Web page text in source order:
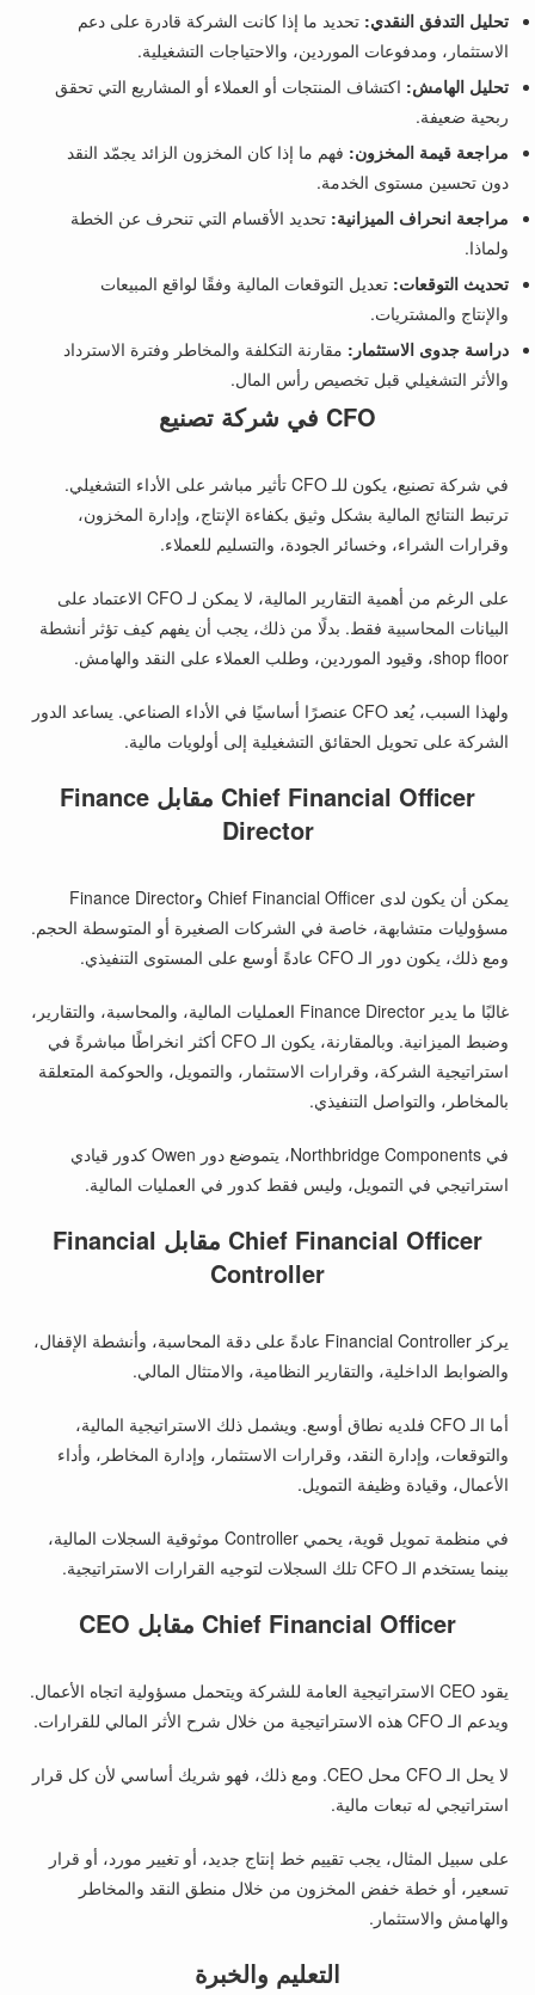
تحليل التدفق النقدي: تحديد ما إذا كانت الشركة قادرة على دعم
الاستثمار، ومدفوعات الموردين، والاحتياجات التشغيلية.
تحليل الهامش: اكتشاف المنتجات أو العملاء أو المشاريع التي تحقق
ربحية ضعيفة.
مراجعة قيمة المخزون: فهم ما إذا كان المخزون الزائد يجمّد النقد
دون تحسين مستوى الخدمة.
مراجعة انحراف الميزانية: تحديد الأقسام التي تنحرف عن الخطة
ولماذا.
تحديث التوقعات: تعديل التوقعات المالية وفقًا لواقع المبيعات
والإنتاج والمشتريات.
دراسة جدوى الاستثمار: مقارنة التكلفة والمخاطر وفترة الاسترداد
والأثر التشغيلي قبل تخصيص رأس المال.
CFO في شركة تصنيع
في شركة تصنيع، يكون للـ CFO تأثير مباشر على الأداء التشغيلي.
ترتبط النتائج المالية بشكل وثيق بكفاءة الإنتاج، وإدارة المخزون،
وقرارات الشراء، وخسائر الجودة، والتسليم للعملاء.
على الرغم من أهمية التقارير المالية، لا يمكن لـ CFO الاعتماد على
البيانات المحاسبية فقط. بدلًا من ذلك، يجب أن يفهم كيف تؤثر أنشطة
shop floor، وقيود الموردين، وطلب العملاء على النقد والهامش.
ولهذا السبب، يُعد CFO عنصرًا أساسيًا في الأداء الصناعي. يساعد الدور
الشركة على تحويل الحقائق التشغيلية إلى أولويات مالية.
Chief Financial Officer مقابل Finance
Director
يمكن أن يكون لدى Chief Financial Officer وFinance Director
مسؤوليات متشابهة، خاصة في الشركات الصغيرة أو المتوسطة الحجم.
ومع ذلك، يكون دور الـ CFO عادةً أوسع على المستوى التنفيذي.
غالبًا ما يدير Finance Director العمليات المالية، والمحاسبة، والتقارير،
وضبط الميزانية. وبالمقارنة، يكون الـ CFO أكثر انخراطًا مباشرةً في
استراتيجية الشركة، وقرارات الاستثمار، والتمويل، والحوكمة المتعلقة
بالمخاطر، والتواصل التنفيذي.
في Northbridge Components، يتموضع دور Owen كدور قيادي
استراتيجي في التمويل، وليس فقط كدور في العمليات المالية.
Chief Financial Officer مقابل Financial
Controller
يركز Financial Controller عادةً على دقة المحاسبة، وأنشطة الإقفال،
والضوابط الداخلية، والتقارير النظامية، والامتثال المالي.
أما الـ CFO فلديه نطاق أوسع. ويشمل ذلك الاستراتيجية المالية،
والتوقعات، وإدارة النقد، وقرارات الاستثمار، وإدارة المخاطر، وأداء
الأعمال، وقيادة وظيفة التمويل.
في منظمة تمويل قوية، يحمي Controller موثوقية السجلات المالية،
بينما يستخدم الـ CFO تلك السجلات لتوجيه القرارات الاستراتيجية.
Chief Financial Officer مقابل CEO
يقود CEO الاستراتيجية العامة للشركة ويتحمل مسؤولية اتجاه الأعمال.
ويدعم الـ CFO هذه الاستراتيجية من خلال شرح الأثر المالي للقرارات.
لا يحل الـ CFO محل CEO. ومع ذلك، فهو شريك أساسي لأن كل قرار
استراتيجي له تبعات مالية.
على سبيل المثال، يجب تقييم خط إنتاج جديد، أو تغيير مورد، أو قرار
تسعير، أو خطة خفض المخزون من خلال منطق النقد والمخاطر
والهامش والاستثمار.
التعليم والخبرة